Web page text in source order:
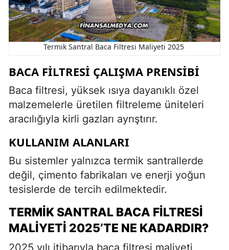
Termik Santral Baca Filtresi Maliyeti 2025
BACA FILTRESI ÇALIŞMA PRENSIBI
Baca filtresi, yüksek ısıya dayanıklı özel
malzemelerle üretilen filtreleme üniteleri
aracılığıyla kirli gazları ayrıştırır.
KULLANIM ALANLARI
Bu sistemler yalnızca termik santrallerde
değil, çimento fabrikaları ve enerji yoğun
tesislerde de tercih edilmektedir.
TERMIK SANTRAL BACA FILTRESI
MALIYETI 2025’TE NE KADARDIR?
2025 yılı itibarıyla baca filtresi maliyeti,